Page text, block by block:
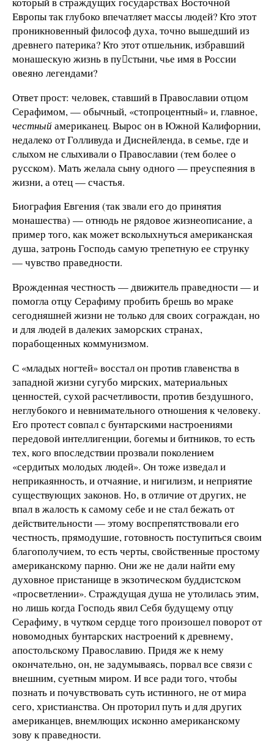
Европы так глубоко впечатляет массы людей? Кто этот
проникновенный философ духа, точно вышедший из
древнего патерика? Кто этот отшельник, избравший
монашескую жизнь в пустыни, чье имя в России
овеяно легендами?
Ответ прост: человек, ставший в Православии отцом
Серафимом, — обычный, «стопроцентный» и, главное,
честныйамериканец. Вырос он в Южной Калифорнии,
недалеко от Голливуда и Диснейленда, в семье, где и
слыхом не слыхивали о Православии (тем более о
русском). Мать желала сыну одного — преуспеяния в
жизни, а отец — счастья.
Биография Евгения (так звали его до принятия
монашества) — отнюдь не рядовое жизнеописание, а
пример того, как может всколыхнуться американская
душа, затронь Господь самую трепетную ее струнку
— чувство праведности.
Врожденная честность — движитель праведности — и
помогла отцу Серафиму пробить брешь во мраке
сегодняшней жизни не только для своих сограждан, но
и для людей в далеких заморских странах,
порабощенных коммунизмом.
С «младых ногтей» восстал он против главенства в
западной жизни сугубо мирских, материальных
ценностей, сухой расчетливости, против бездушного,
неглубокого и невнимательного отношения к человеку.
Его протест совпал с бунтарскими настроениями
передовой интеллигенции, богемы и битников, то есть
тех, кого впоследствии прозвали поколением
«сердитых молодых людей». Он тоже изведал и
неприкаянность, и отчаяние, и нигилизм, и неприятие
существующих законов. Но, в отличие от других, не
впал в жалость к самому себе и не стал бежать от
действительности — этому воспрепятствовали его
честность, прямодушие, готовность поступиться своим
благополучием, то есть черты, свойственные простому
американскому парню. Они же не дали найти ему
духовное пристанище в экзотическом буддистском
«просветлении». Страждущая душа не утолилась этим,
но лишь когда Господь явил Себя будущему отцу
Серафиму, в чутком сердце того произошел поворот от
новомодных бунтарских настроений к древнему,
апостольскому Православию. Придя же к нему
окончательно, он, не задумываясь, порвал все связи с
внешним, суетным миром. И все ради того, чтобы
познать и почувствовать суть истинного, не от мира
сего, христианства. Он проторил путь и для других
американцев, внемлющих исконно американскому
зову к праведности.